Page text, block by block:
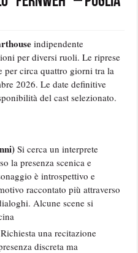
indipendente
per diversi ruoli. Le riprese
per circa quattro giorni tra la
2026. Le date definitive
del cast selezionato.
Si cerca un interprete
la presenza scenica e
è introspettivo e
raccontato più attraverso
Alcune scene si
Richiesta una recitazione
discreta ma